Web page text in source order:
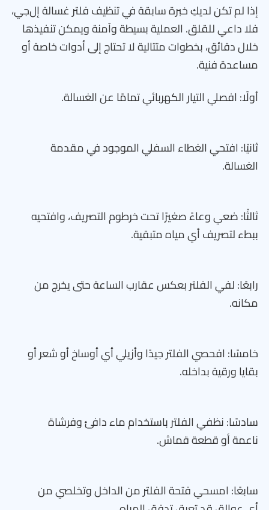
إذا لم تكن لديكِ خبرة سابقة في تنظيف فلتر غسالة إل‌جي،
فلا داعي للقلق. العملية بسيطة وآمنة ويمكن تنفيذها
خلال دقائق، بخطوات متتالية لا تحتاج إلى أدوات خاصة أو
مساعدة فنية.
أولًا: افصلي التيار الكهربائي تمامًا عن الغسالة.
ثانيًا: افتحي الغطاء السفلي الموجود في مقدمة
الغسالة.
ثالثًا: ضعي وعاءً صغيرًا تحت خرطوم التصريف، وافتحيه
ببطء لتصريف أي مياه متبقية.
رابعًا: لفي الفلتر بعكس عقارب الساعة حتى يخرج من
مكانه.
خامسًا: افحصي الفلتر جيدًا وأزيلي أي أوساخ أو شعر أو
بقايا ورقية بداخله.
سادسًا: نظفي الفلتر باستخدام ماء دافئ وفرشاة
ناعمة أو قطعة قماش.
سابعًا: امسحي فتحة الفلتر من الداخل وتخلصي من